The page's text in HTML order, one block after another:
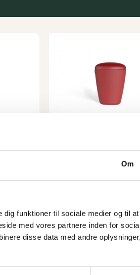
Om
funktioner til sociale medier og til
med vores partnere inden for
disse data med andre